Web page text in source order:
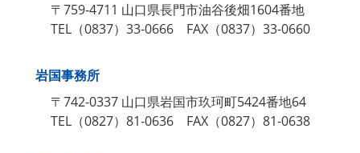
〒759‐4711 山口県長門市油谷後畑1604番地
TEL（0837）33‐0666 FAX（0837）33‐0660
岩国事務所
〒742‐0337 山口県岩国市玖珂町5424番地64
TEL（0827）81‐0636 FAX（0827）81‐0638